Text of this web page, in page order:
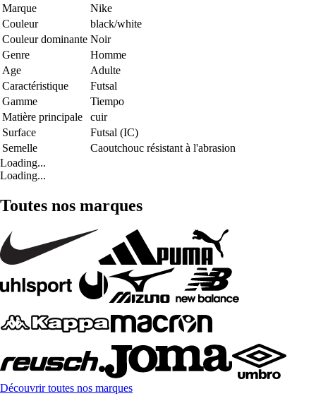
Marque
Nike
Couleur
black/white
Couleur dominante Noir
Genre
Homme
Age
Adulte
Caractéristique
Futsal
Gamme
Tiempo
Matière principale
cuir
Surface
Futsal (IC)
Semelle
Caoutchouc résistant à l'abrasion
Loading...
Loading...
Toutes nos marques
Découvrir toutes nos marques